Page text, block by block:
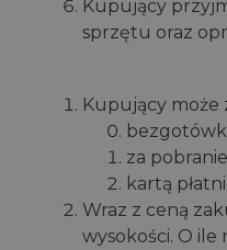
Kupujący
sprzętu oraz
Kupujący może
za
kartą
Wraz z ceną
wysokości. O